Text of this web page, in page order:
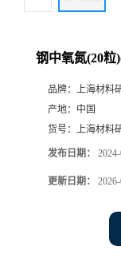
钢中氧氮(20粒
品牌： 上海材料
产地： 中国
货号： 上海材料
发布日期：
更新日期：